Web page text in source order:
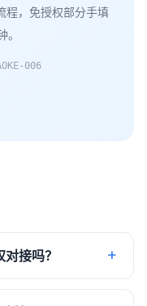
程，免授权部分手填
006
接吗？ +